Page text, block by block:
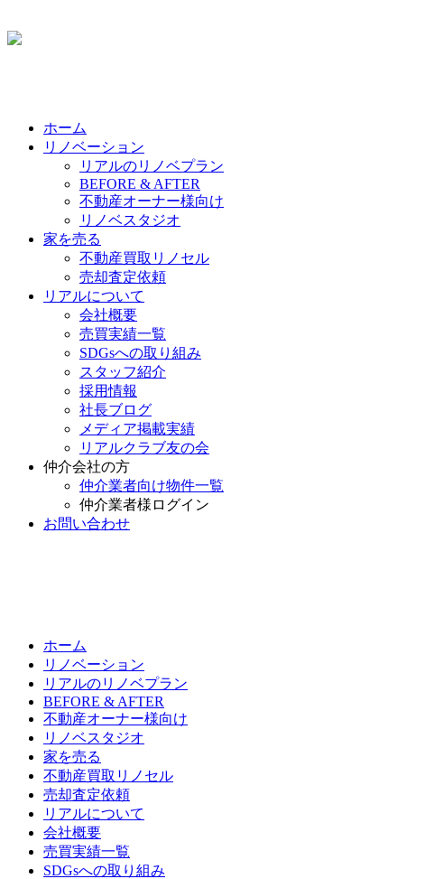
ホーム
リノベーション
リアルのリノベプラン
BEFORE & AFTER
不動産オーナー様向け
リノベスタジオ
家を売る
不動産買取リノセル
売却査定依頼
リアルについて
会社概要
売買実績一覧
SDGsへの取り組み
スタッフ紹介
採用情報
社長ブログ
メディア掲載実績
リアルクラブ友の会
仲介会社の方
仲介業者向け物件一覧
仲介業者様ログイン
お問い合わせ
ホーム
リノベーション
リアルのリノベプラン
BEFORE & AFTER
不動産オーナー様向け
リノベスタジオ
家を売る
不動産買取リノセル
売却査定依頼
リアルについて
会社概要
売買実績一覧
SDGsへの取り組み